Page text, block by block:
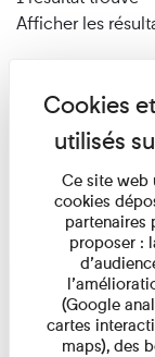
Afficher les
Hélène
Lecture
couchant)
Zamir et
Pages
Ce site web
cookies
partenaires
proposer :
(Google
cartes
maps), des